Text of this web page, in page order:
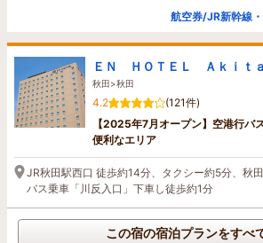
航空券/JR新幹線
ＥＮ ＨＯＴＥＬ Ａｋｉｔａ
秋田>秋田
4.2
(121件)
【2025年7月オープン】空港行バ
便利なエリア
JR秋田駅西口 徒歩約14分、タクシー約5分、秋
バス乗車「川反入口」下車し徒歩約1分
この宿の宿泊プランをすべ